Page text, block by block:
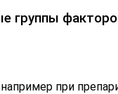
группы
при